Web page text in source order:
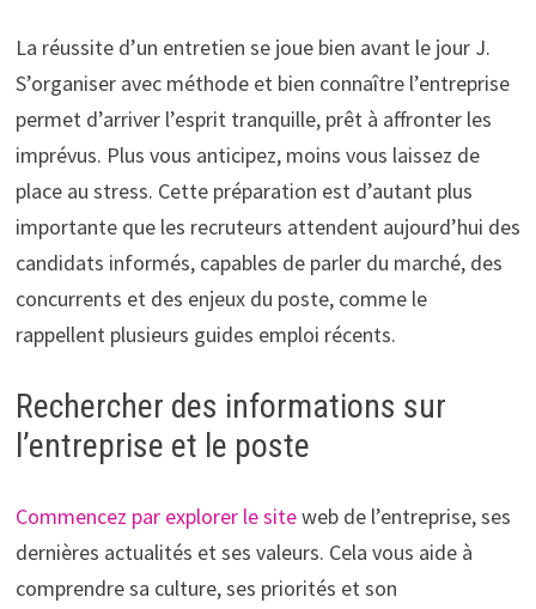
La réussite d’un entretien se joue bien avant le jour J.
S’organiser avec méthode et bien connaître l’entreprise
permet d’arriver l’esprit tranquille, prêt à affronter les
imprévus. Plus vous anticipez, moins vous laissez de
place au stress. Cette préparation est d’autant plus
importante que les recruteurs attendent aujourd’hui des
candidats informés, capables de parler du marché, des
concurrents et des enjeux du poste, comme le
rappellent plusieurs guides emploi récents.
Rechercher des informations sur
l’entreprise et le poste
Commencez par explorer le siteweb de l’entreprise, ses
dernières actualités et ses valeurs. Cela vous aide à
comprendre sa culture, ses priorités et son